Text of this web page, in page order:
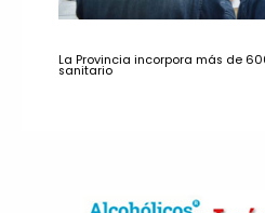
La Provincia incorpora más de
sanitario